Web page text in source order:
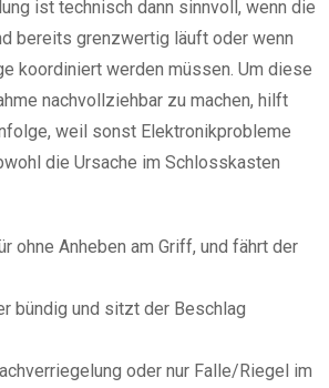
ist technisch dann sinnvoll, wenn die
bereits grenzwertig läuft oder wenn
koordiniert werden müssen. Um diese
nachvollziehbar zu machen, hilft
weil sonst Elektronikprobleme
die Ursache im Schlosskasten
ohne Anheben am Griff, und fährt der
bündig und sitzt der Beschlag
oder nur Falle/Riegel im